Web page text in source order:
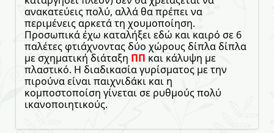
ανακατεύεις πολύ, αλλά θα πρέπει να
περιμένεις αρκετά τη χουμοποίηση.
Προσωπικά έχω καταλήξει εδώ και καιρό σε 6
παλέτες φτιάχνοντας δύο χώρους δίπλα δίπλα
με σχηματική διάταξη ΠΠ και κάλυψη με
πλαστικό. Η διαδικασία γυρίσματος με την
πιρούνα είναι παιχνιδάκι και η
κομποστοποίση γίνεται σε ρυθμούς πολύ
ικανοποιητικούς.